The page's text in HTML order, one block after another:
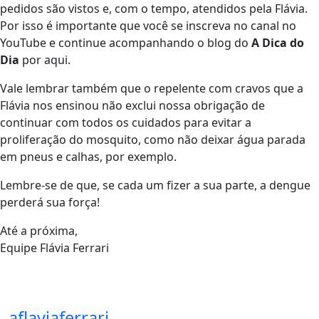
pedidos são vistos e, com o tempo, atendidos pela Flávia.
Por isso é importante que você se inscreva no canal no
YouTube e continue acompanhando o blog do A Dica do
Dia por aqui.
Vale lembrar também que o repelente com cravos que a
Flávia nos ensinou não exclui nossa obrigação de
continuar com todos os cuidados para evitar a
proliferação do mosquito, como não deixar água parada
em pneus e calhas, por exemplo.
Lembre-se de que, se cada um fizer a sua parte, a dengue
perderá sua força!
Até a próxima,
Equipe Flávia Ferrari